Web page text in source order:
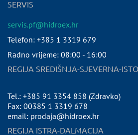
SERVIS
servis.pf@hidroex.hr
Telefon: +385 1 3319 679
Radno vrijeme: 08:00 - 16:00
REGIJA SREDIŠNJA-SJEVERNA-
Tel.: +385 91 3354 858 (Zdravko)
Fax: 00385 1 3319 678
email: prodaja@hidroex.hr
REGIJA ISTRA-DALMACIJA